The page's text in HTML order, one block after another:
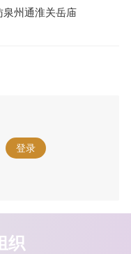
泉州通淮关岳庙
登录 。
织